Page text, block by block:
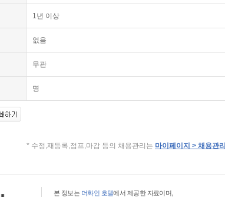
1년 이상
없음
무관
명
* 수정,재등록,점프,마감 등의 채용관리는 마이페이지 > 채용관리
본 정보는 더화인 호텔에서 제공한 자료이며,